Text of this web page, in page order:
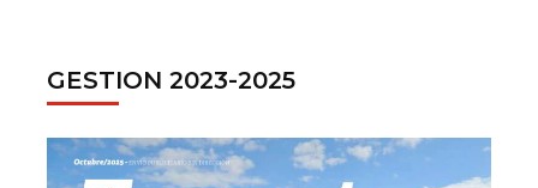
GESTION 2023-2025